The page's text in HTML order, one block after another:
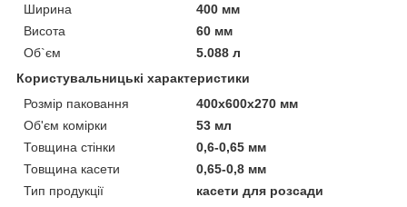
Ширина
400 мм
Висота
60 мм
Об`єм
5.088 л
Користувальницькі характеристики
Розмір паковання
400х600х270 мм
Об'єм комірки
53 мл
Товщина стінки
0,6-0,65 мм
Товщина касети
0,65-0,8 мм
Тип продукції
касети для розсади